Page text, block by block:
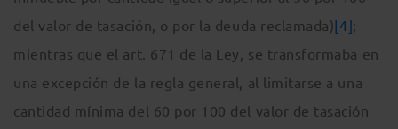
del valor de tasación, o por la deuda reclamada)[4];
mientras que el art. 671 de la Ley, se transformaba en
una excepción de la regla general, al limitarse a una
cantidad mínima del 60 por 100 del valor de tasación